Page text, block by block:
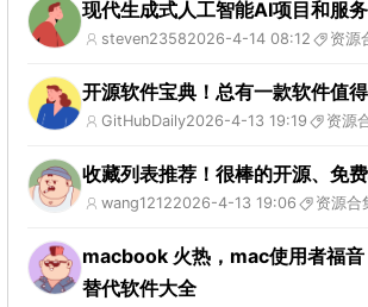
现代生成式人工智能AI项目和服
steven23582026-4-14 08:12 资源
开源软件宝典！总有一款软件值
GitHubDaily2026-4-13 19:19 资源
收藏列表推荐！很棒的开源、免
wang12122026-4-13 19:06 资源合
macbook 火热，mac使用者福
替代软件大全